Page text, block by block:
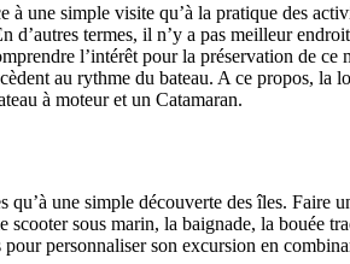
une simple visite qu’à la pratique des
termes, il n’y a pas meilleur
l’intérêt pour la préservation de ce
au rythme du bateau. A ce propos, la
à moteur et un Catamaran.
une simple découverte des îles. Faire
sous marin, la baignade, la bouée
personnaliser son excursion en